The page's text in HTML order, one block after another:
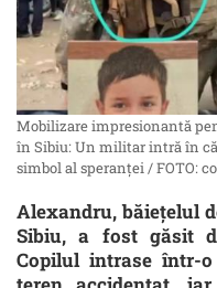
Mobilizare impresionantă
în Sibiu: Un militar intră în
simbol al speranței / FOTO:
Alexandru, băiețelul
Sibiu, a fost găsit
Copilul intrase într-